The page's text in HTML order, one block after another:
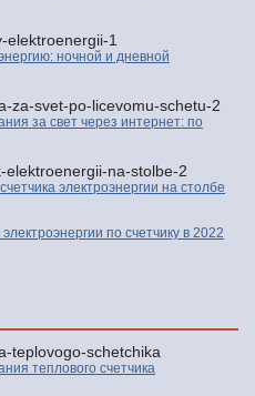
ночной и дневной
за свет через интернет: по
электроэнергии на столбе
по счетчику в 2022
теплового счетчика